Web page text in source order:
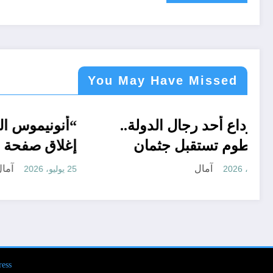
You May Have Missed
إغلاق
25 يوليو، 2026
BLOG
في وداع أحد رجال الدولة..
الخرطوم تستقبل جثمان
اللواء شرطة عبدالمحمود
24 يوليو، 2026